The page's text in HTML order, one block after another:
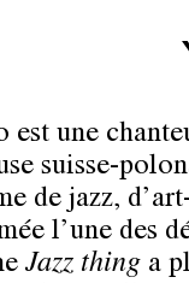
est une
suisse-
de jazz,
l’une des
Jazz thing a